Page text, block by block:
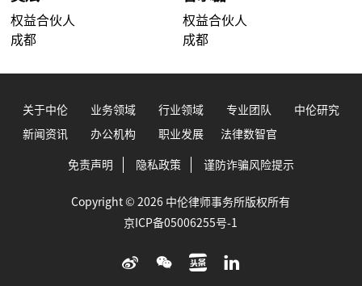
权益合伙人
成都
权益合伙人
成都
关于中伦 业务领域 行业领域 专业团队 中伦研究
新闻资讯 办公机构 职业发展 法律数智官
免责声明 隐私政策 谨防诈骗风险提示
Copyright © 2026 中伦律师事务所版权所有
京ICP备05006255号-1